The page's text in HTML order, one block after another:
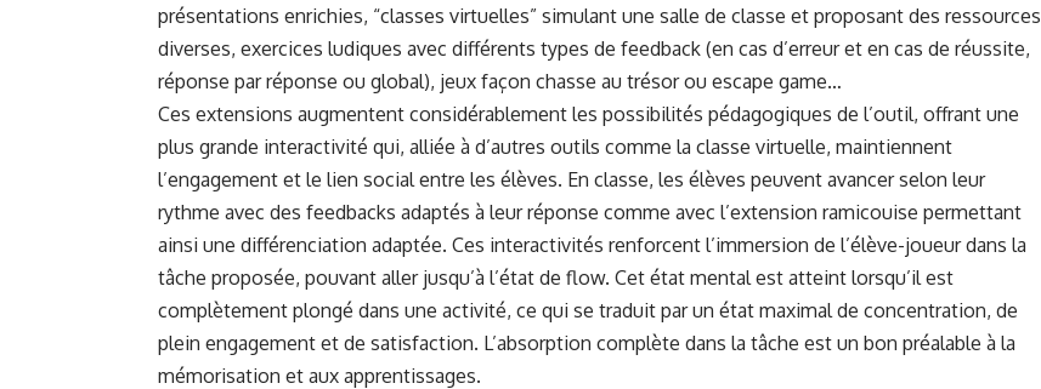
présentations enrichies, “classes virtuelles” simulant une salle de classe et proposant des ressources
diverses, exercices ludiques avec différents types de feedback (en cas d’erreur et en cas de réussite,
réponse par réponse ou global), jeux façon chasse au trésor ou escape game…
Ces extensions augmentent considérablement les possibilités pédagogiques de l’outil, offrant une
plus grande interactivité qui, alliée à d’autres outils comme la classe virtuelle, maintiennent
l’engagement et le lien social entre les élèves. En classe, les élèves peuvent avancer selon leur
rythme avec des feedbacks adaptés à leur réponse comme avec l’extension ramicouise permettant
ainsi une différenciation adaptée. Ces interactivités renforcent l’immersion de l’élève-joueur dans la
tâche proposée, pouvant aller jusqu’à l’état de flow. Cet état mental est atteint lorsqu’il est
complètement plongé dans une activité, ce qui se traduit par un état maximal de concentration, de
plein engagement et de satisfaction. L’absorption complète dans la tâche est un bon préalable à la
mémorisation et aux apprentissages.